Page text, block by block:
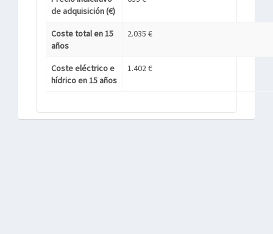
de adquisición (€)
Coste total en 15
años
2.035 €
Coste eléctrico e
hídrico en 15 años
1.402 €